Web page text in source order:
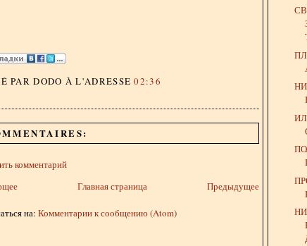
PAR DODO À L'ADRESSE02:36
комментарий
Предыдущее
Главная страница
на: Комментарии к сообщению (Atom)